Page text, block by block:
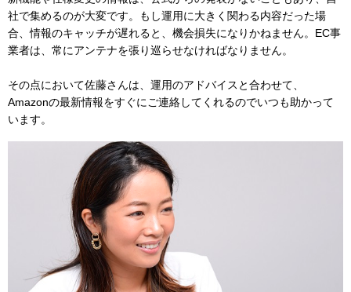
社で集めるのが大変です。もし運用に大きく関わる内容だった場
合、情報のキャッチが遅れると、機会損失になりかねません。EC事
業者は、常にアンテナを張り巡らせなければなりません。
その点において佐藤さんは、運用のアドバイスと合わせて、
Amazonの最新情報をすぐにご連絡してくれるのでいつも助かって
います。